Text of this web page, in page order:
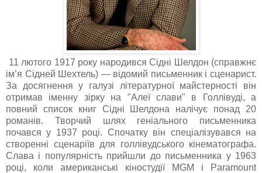
11 лютого 1917 року народився Сідні Шелдон (справжнє
ім’я Сідней Шехтель) — відомий письменник і сценарист.
За досягнення у галузі літературної майстерності він
отримав іменну зірку на "Алеї слави" в Голлівуді, а
повний список книг Сідні Шелдона налічує понад 20
романів. Творчий шлях геніального письменника
почався у 1937 році. Спочатку він спеціалізувався на
створенні сценаріїв для голлівудського кінематографа.
Слава і популярність прийшли до письменника у 1963
році, коли американські кіностудії MGM і Paramount